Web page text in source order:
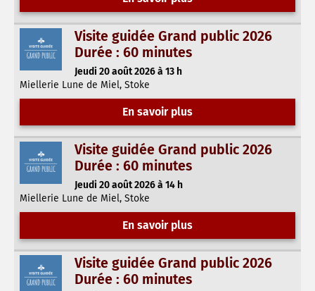
Visite guidée Grand public 2026
Durée : 60 minutes
Jeudi 20 août 2026 à 13 h
Miellerie Lune de Miel, Stoke
En savoir plus
Visite guidée Grand public 2026
Durée : 60 minutes
Jeudi 20 août 2026 à 14 h
Miellerie Lune de Miel, Stoke
En savoir plus
Visite guidée Grand public 2026
Durée : 60 minutes